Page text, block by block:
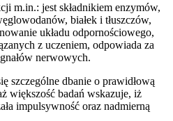
m.in.: jest składnikiem enzymów,
białek i tłuszczów,
układu odpornościowego,
z uczeniem, odpowiada za
nerwowych.
szczególne dbanie o prawidłową
większość badań wskazuje, iż
impulsywność oraz nadmierną